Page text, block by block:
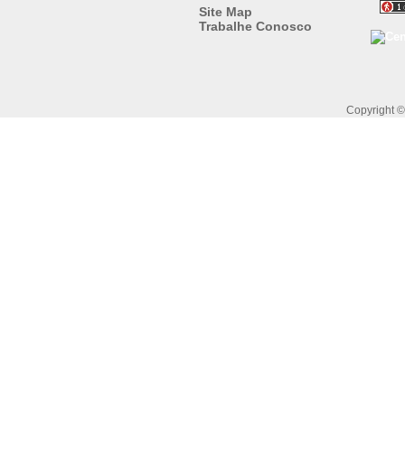
Copyright
Site Map
Trabalhe Conosco